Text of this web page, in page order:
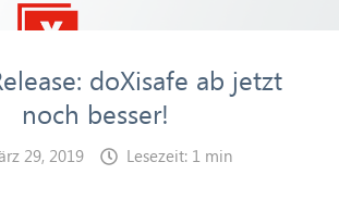
doXisafe ab jetzt
noch besser!
29, 2019 Lesezeit: 1 min